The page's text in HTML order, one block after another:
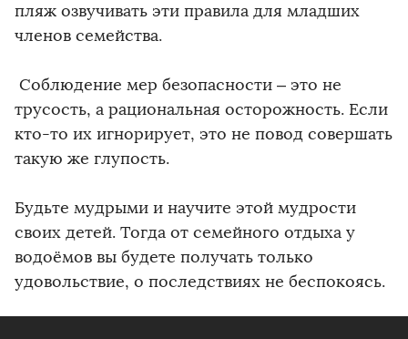
пляж озвучивать эти правила для младших
членов семейства.
Соблюдение мер безопасности – это не
трусость, а рациональная осторожность. Если
кто-то их игнорирует, это не повод совершать
такую же глупость.
Будьте мудрыми и научите этой мудрости
своих детей. Тогда от семейного отдыха у
водоёмов вы будете получать только
удовольствие, о последствиях не беспокоясь.